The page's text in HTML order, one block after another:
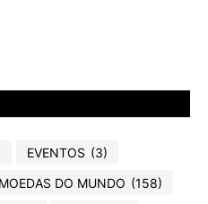
EVENTOS (3)
MOEDAS DO MUNDO (158)